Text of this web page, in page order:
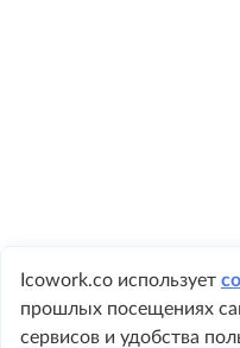
Icowork.co использует
прошлых посещениях
сервисов и удобства+ 7